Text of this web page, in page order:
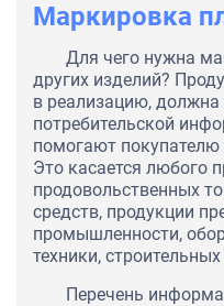
Маркировка
Для чего нужна
других изделий?
в реализацию,
потребительской
помогают
Это касается любого
продовольственных
средств, продукции
промышленности,
техники,
Перечень